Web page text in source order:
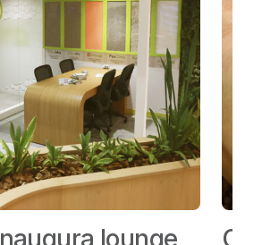
lounge